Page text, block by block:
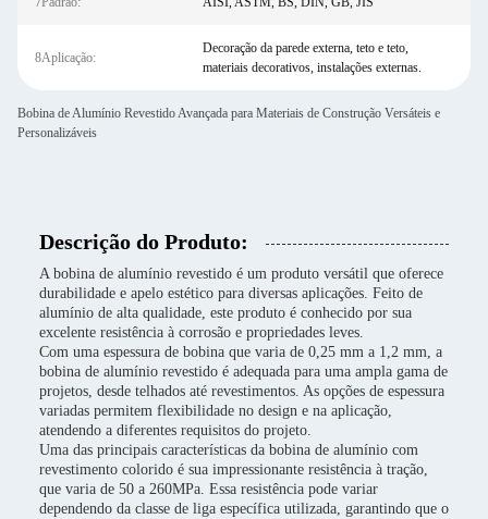
8Aplicação:
Decoração da parede externa, teto e teto,
materiais decorativos, instalações externas.
Bobina de Alumínio Revestido Avançada para Materiais de Construção Versáteis e
Personalizáveis
Descrição do Produto:
A bobina de alumínio revestido é um produto versátil que oferece
durabilidade e apelo estético para diversas aplicações. Feito de
alumínio de alta qualidade, este produto é conhecido por sua
excelente resistência à corrosão e propriedades leves.
Com uma espessura de bobina que varia de 0,25 mm a 1,2 mm, a
bobina de alumínio revestido é adequada para uma ampla gama de
projetos, desde telhados até revestimentos. As opções de espessura
variadas permitem flexibilidade no design e na aplicação,
atendendo a diferentes requisitos do projeto.
Uma das principais características da bobina de alumínio com
revestimento colorido é sua impressionante resistência à tração,
que varia de 50 a 260MPa. Essa resistência pode variar
dependendo da classe de liga específica utilizada, garantindo que o